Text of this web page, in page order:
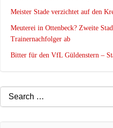
Meister Stade verzichtet auf den
Meuterei in Ottenbeck? Zweite
Trainernachfolger ab
Bitter für den VfL Güldenstern –
Search
for: